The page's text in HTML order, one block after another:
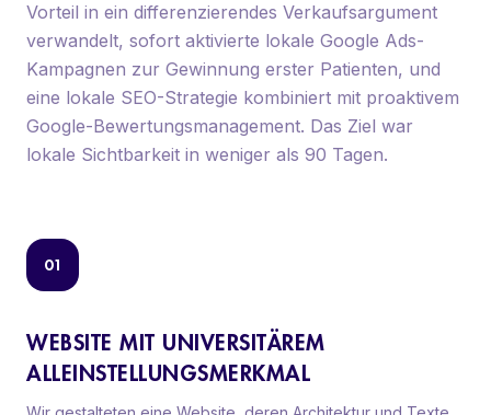
Vorteil in ein differenzierendes Verkaufsargument
verwandelt, sofort aktivierte lokale Google Ads-
Kampagnen zur Gewinnung erster Patienten, und
eine lokale SEO-Strategie kombiniert mit proaktivem
Google-Bewertungsmanagement. Das Ziel war
lokale Sichtbarkeit in weniger als 90 Tagen.
01
WEBSITE MIT UNIVERSITÄREM
ALLEINSTELLUNGSMERKMAL